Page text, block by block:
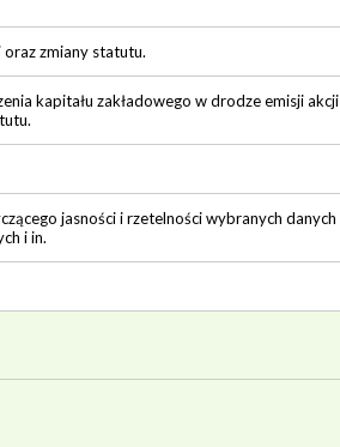
zmiany statutu.
kapitału zakładowego w drodze emisji akcji
jasności i rzetelności wybranych danych
i in.